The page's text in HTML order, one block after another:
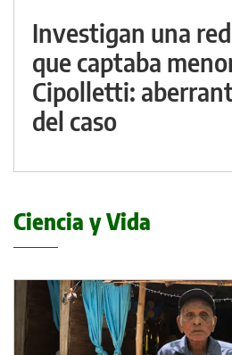
Investigan una
que captaba
Cipolletti:
del caso
Ciencia y Vida